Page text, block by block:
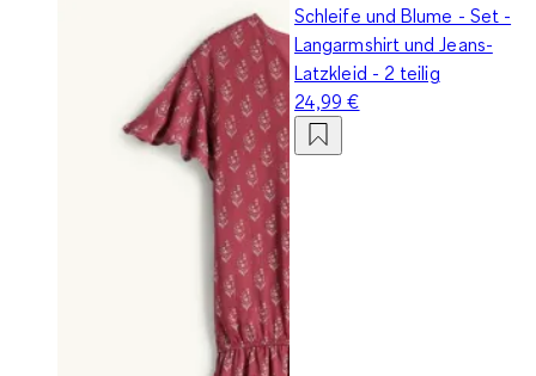
Schleife und Blume - Set -
Langarmshirt und Jeans-
Latzkleid - 2 teilig
24,99 €